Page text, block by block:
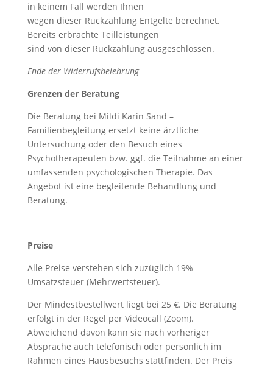
in keinem Fall werden Ihnen
wegen dieser Rückzahlung Entgelte berechnet.
Bereits erbrachte Teilleistungen
sind von dieser Rückzahlung ausgeschlossen.
Ende der Widerrufsbelehrung
Grenzen der Beratung
Die Beratung bei Mildi Karin Sand –
Familienbegleitung ersetzt keine ärztliche
Untersuchung oder den Besuch eines
Psychotherapeuten bzw. ggf. die Teilnahme an einer
umfassenden psychologischen Therapie. Das
Angebot ist eine begleitende Behandlung und
Beratung.
Preise
Alle Preise verstehen sich zuzüglich 19%
Umsatzsteuer (Mehrwertsteuer).
Der Mindestbestellwert liegt bei 25 €. Die Beratung
erfolgt in der Regel per Videocall (Zoom).
Abweichend davon kann sie nach vorheriger
Absprache auch telefonisch oder persönlich im
Rahmen eines Hausbesuchs stattfinden. Der Preis